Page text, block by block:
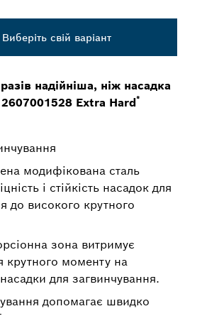
надійніша, ніж насадка
Extra Hard*
модифікована сталь
і стійкість насадок для
до високого крутного
зона витримує
крутного моменту на
для загвинчування.
допомагає швидко
Виберіть свій варіант